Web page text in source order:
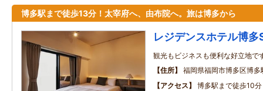
博多駅まで徒歩13分！太宰府へ、由布院へ。旅は博多から
レジデンスホテル博
観光もビジネスも便利な好立地で
住所
福岡県福岡市博多区博多
アクセス
博多駅まで徒歩10分